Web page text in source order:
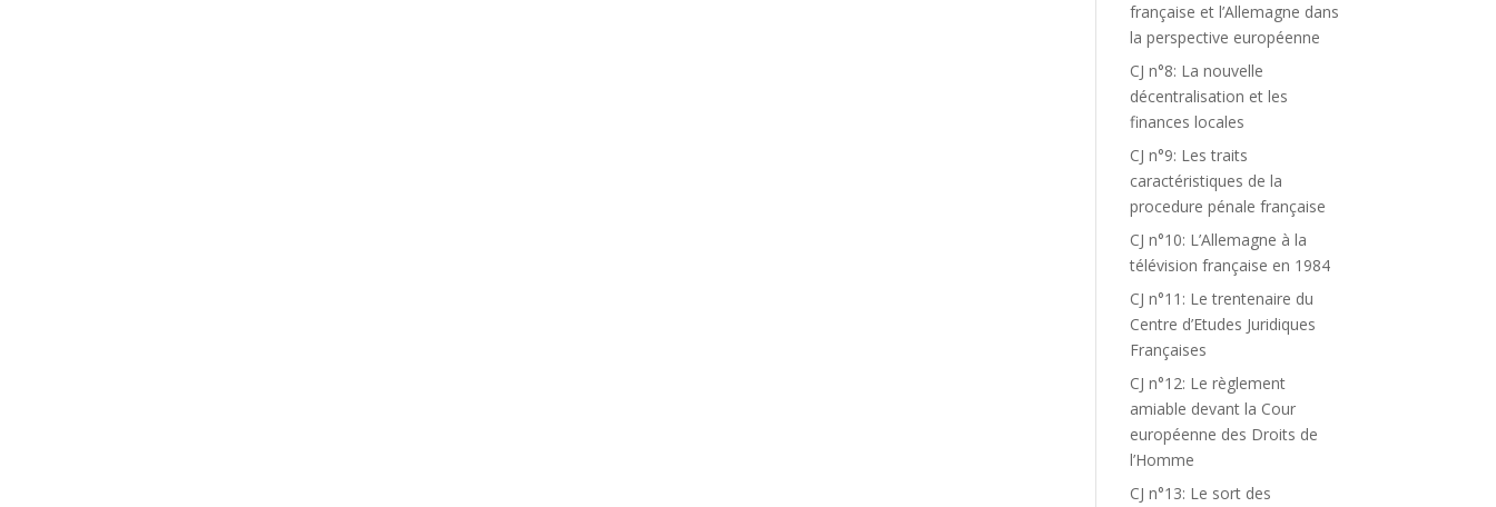
française et l’Allemagne dans
la perspective européenne
CJ n°8: La nouvelle
décentralisation et les
finances locales
CJ n°9: Les traits
caractéristiques de la
procedure pénale française
CJ n°10: L’Allemagne à la
télévision française en 1984
CJ n°11: Le trentenaire du
Centre d’Etudes Juridiques
Françaises
CJ n°12: Le règlement
amiable devant la Cour
européenne des Droits de
l’Homme
CJ n°13: Le sort des